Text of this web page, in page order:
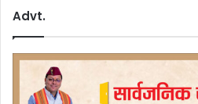
Advt.